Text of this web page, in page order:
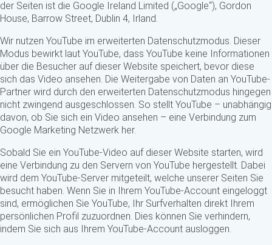
der Seiten ist die Google Ireland Limited („Google“), Gordon
House, Barrow Street, Dublin 4, Irland.
Wir nutzen YouTube im erweiterten Datenschutzmodus. Dieser
Modus bewirkt laut YouTube, dass YouTube keine Informationen
über die Besucher auf dieser Website speichert, bevor diese
sich das Video ansehen. Die Weitergabe von Daten an YouTube-
Partner wird durch den erweiterten Datenschutzmodus hingegen
nicht zwingend ausgeschlossen. So stellt YouTube – unabhängig
davon, ob Sie sich ein Video ansehen – eine Verbindung zum
Google Marketing Netzwerk her.
Sobald Sie ein YouTube-Video auf dieser Website starten, wird
eine Verbindung zu den Servern von YouTube hergestellt. Dabei
wird dem YouTube-Server mitgeteilt, welche unserer Seiten Sie
besucht haben. Wenn Sie in Ihrem YouTube-Account eingeloggt
sind, ermöglichen Sie YouTube, Ihr Surfverhalten direkt Ihrem
persönlichen Profil zuzuordnen. Dies können Sie verhindern,
indem Sie sich aus Ihrem YouTube-Account ausloggen.